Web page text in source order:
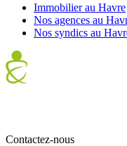
Immobilier au Havre
Nos agences au
Nos syndics au
Contactez-nous